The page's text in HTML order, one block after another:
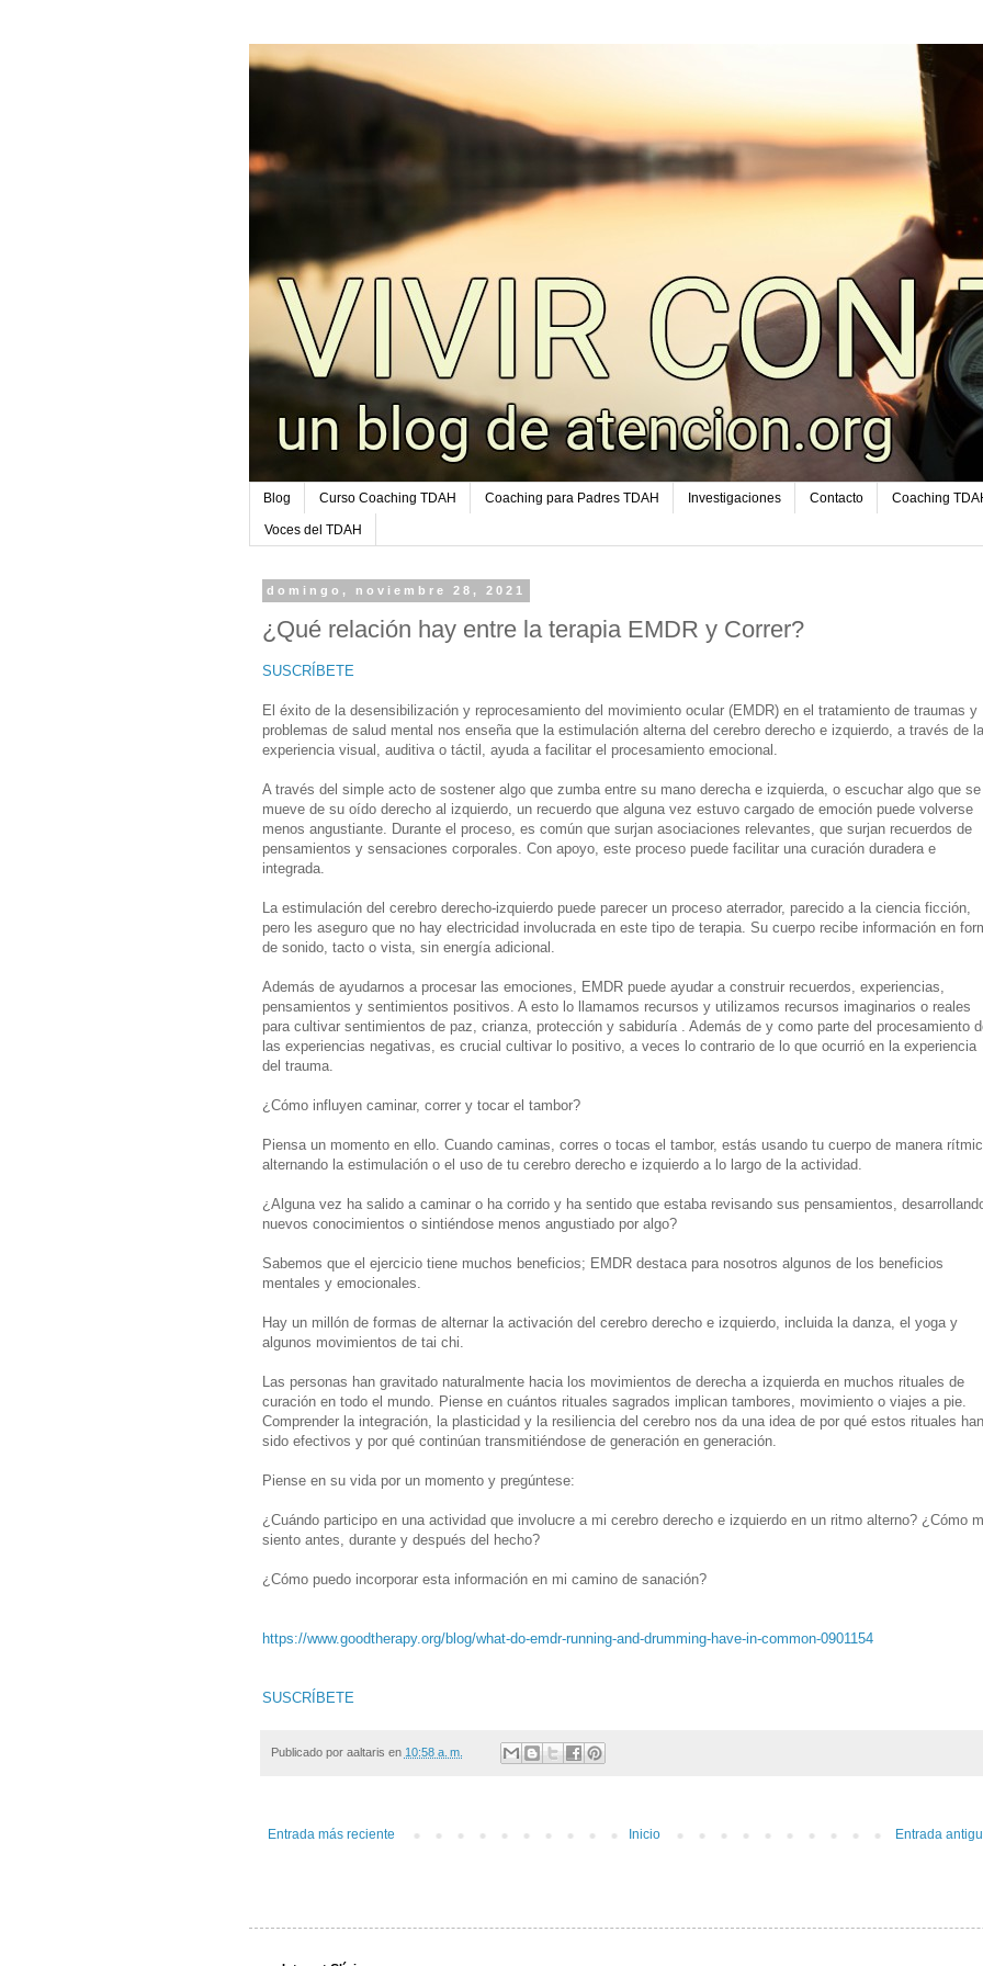
Blog Curso Coaching TDAH Coaching para Padres TDAH Investigaciones Contacto Coaching
Voces del TDAH
domingo, noviembre 28, 2021
¿Qué relación hay entre la terapia EMDR y Correr?
SUSCRÍBETE
El éxito de la desensibilización y reprocesamiento del movimiento ocular (EMDR) en el tratamiento de traumas y
problemas de salud mental nos enseña que la estimulación alterna del cerebro derecho e izquierdo, a través de la
experiencia visual, auditiva o táctil, ayuda a facilitar el procesamiento emocional.
A través del simple acto de sostener algo que zumba entre su mano derecha e izquierda, o escuchar algo que se
mueve de su oído derecho al izquierdo, un recuerdo que alguna vez estuvo cargado de emoción puede volverse
menos angustiante. Durante el proceso, es común que surjan asociaciones relevantes, que surjan recuerdos de
pensamientos y sensaciones corporales. Con apoyo, este proceso puede facilitar una curación duradera e
integrada.
La estimulación del cerebro derecho-izquierdo puede parecer un proceso aterrador, parecido a la ciencia ficción,
pero les aseguro que no hay electricidad involucrada en este tipo de terapia. Su cuerpo recibe información en
de sonido, tacto o vista, sin energía adicional.
Además de ayudarnos a procesar las emociones, EMDR puede ayudar a construir recuerdos, experiencias,
pensamientos y sentimientos positivos. A esto lo llamamos recursos y utilizamos recursos imaginarios o reales
para cultivar sentimientos de paz, crianza, protección y sabiduría . Además de y como parte del procesamiento
las experiencias negativas, es crucial cultivar lo positivo, a veces lo contrario de lo que ocurrió en la experiencia
del trauma.
¿Cómo influyen caminar, correr y tocar el tambor?
Piensa un momento en ello. Cuando caminas, corres o tocas el tambor, estás usando tu cuerpo de manera
alternando la estimulación o el uso de tu cerebro derecho e izquierdo a lo largo de la actividad.
¿Alguna vez ha salido a caminar o ha corrido y ha sentido que estaba revisando sus pensamientos,
nuevos conocimientos o sintiéndose menos angustiado por algo?
Sabemos que el ejercicio tiene muchos beneficios; EMDR destaca para nosotros algunos de los beneficios
mentales y emocionales.
Hay un millón de formas de alternar la activación del cerebro derecho e izquierdo, incluida la danza, el yoga y
algunos movimientos de tai chi.
Las personas han gravitado naturalmente hacia los movimientos de derecha a izquierda en muchos rituales de
curación en todo el mundo. Piense en cuántos rituales sagrados implican tambores, movimiento o viajes a pie.
Comprender la integración, la plasticidad y la resiliencia del cerebro nos da una idea de por qué estos rituales han
sido efectivos y por qué continúan transmitiéndose de generación en generación.
Piense en su vida por un momento y pregúntese:
¿Cuándo participo en una actividad que involucre a mi cerebro derecho e izquierdo en un ritmo alterno? ¿Cómo
siento antes, durante y después del hecho?
¿Cómo puedo incorporar esta información en mi camino de sanación?
https://www.goodtherapy.org/blog/what-do-emdr-running-and-drumming-have-in-common-0901154
SUSCRÍBETE
Publicado por aaltaris en 10:58 a. m.
Entrada más reciente Entrada
Inicio